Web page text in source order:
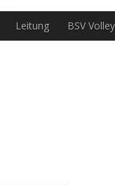
Leitung BSV